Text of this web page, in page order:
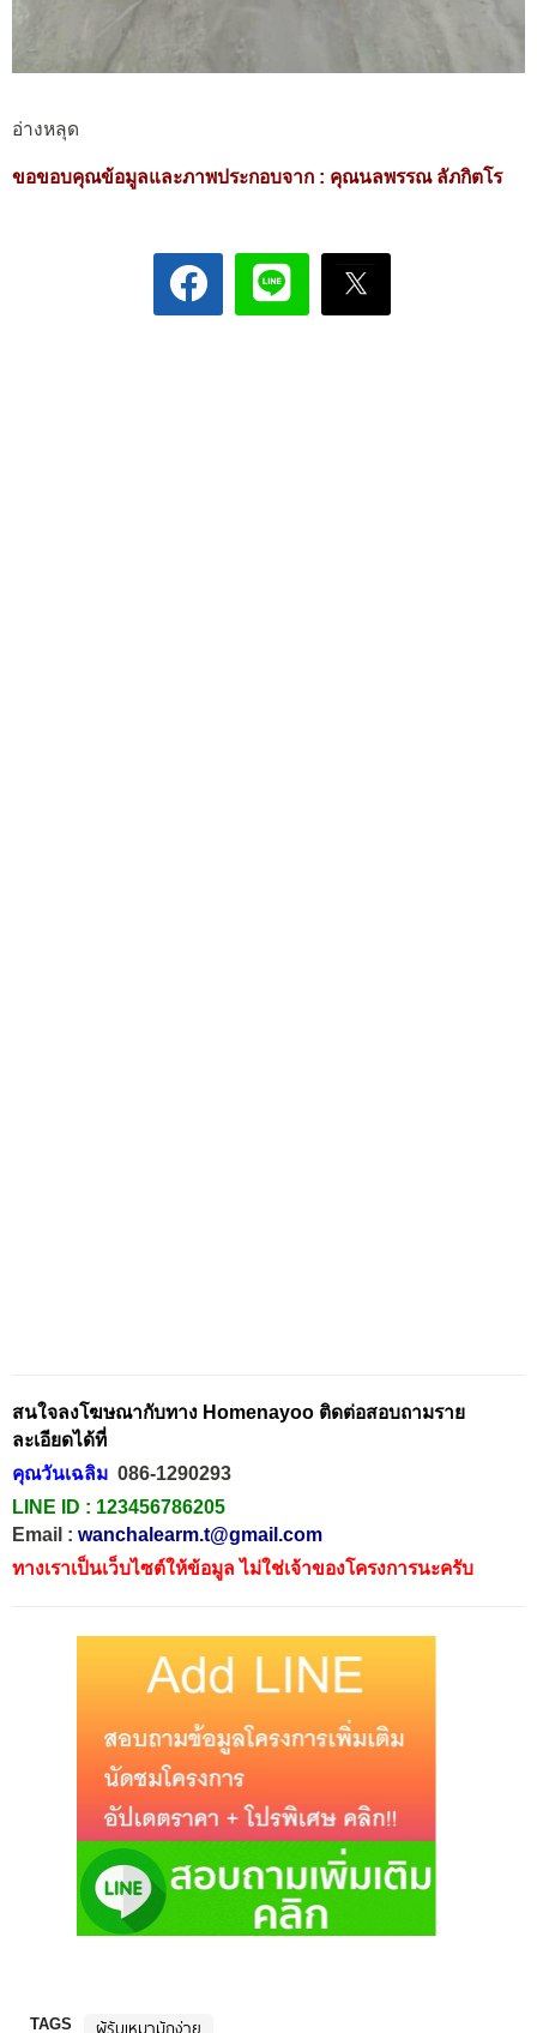
อ่างหลุด
ขอขอบคุณข้อมูลและภาพประกอบจาก : คุณนลพรรณ ลัภกิตโร
สนใจลงโฆษณากับทาง Homenayoo ติดต่อสอบถามราย
ละเอียดได้ที่
คุณวันเฉลิม 086-1290293
LINE ID : 123456786205
Email : wanchalearm.t@gmail.com
ทางเราเป็นเว็บไซต์ให้ข้อมูล ไม่ใช่เจ้าของโครงการนะครับ
TAGS ผู้รับเหมามักง่าย